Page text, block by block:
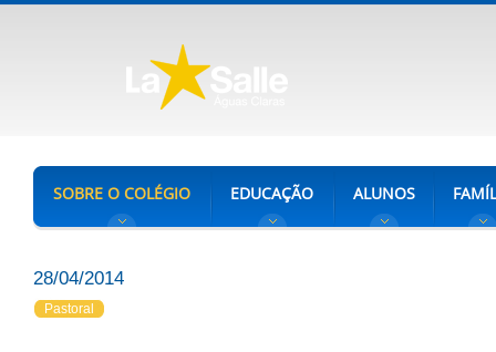
SOBRE O COLÉGIO EDUCAÇÃO ALUNOS
28/04/2014
Pastoral